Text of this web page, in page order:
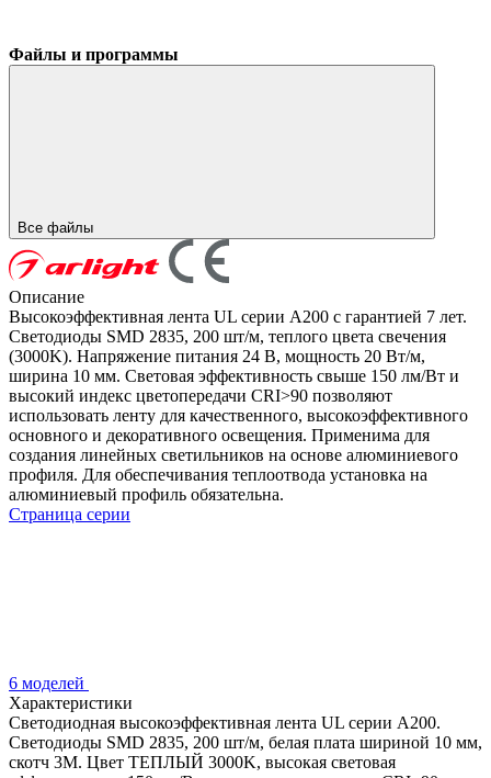
Файлы и программы
Все файлы
Описание
Высокоэффективная лента UL серии A200 с гарантией 7 лет.
Светодиоды SMD 2835, 200 шт/м, теплого цвета свечения
(3000K). Напряжение питания 24 В, мощность 20 Вт/м,
ширина 10 мм. Световая эффективность свыше 150 лм/Вт и
высокий индекс цветопередачи CRI>90 позволяют
использовать ленту для качественного, высокоэффективного
основного и декоративного освещения. Применима для
создания линейных светильников на основе алюминиевого
профиля. Для обеспечивания теплоотвода установка на
алюминиевый профиль обязательна.
Страница серии
6 моделей
Характеристики
Светодиодная высокоэффективная лента UL серии A200.
Светодиоды SMD 2835, 200 шт/м, белая плата шириной 10 мм,
скотч 3M. Цвет ТЕПЛЫЙ 3000K, высокая световая